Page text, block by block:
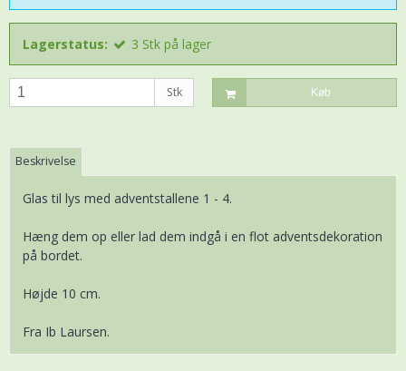
Lagerstatus: 3 Stk på lager
Stk Køb
Beskrivelse
Glas til lys med adventstallene 1 - 4.
Hæng dem op eller lad dem indgå i en flot adventsdekoration
på bordet.
Højde 10 cm.
Fra Ib Laursen.